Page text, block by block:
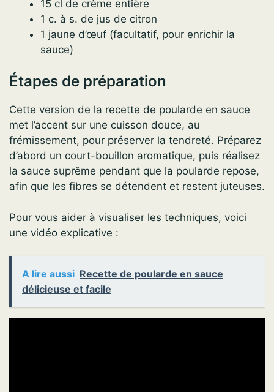
15 cl de crème entière
1 c. à s. de jus de citron
1 jaune d’œuf (facultatif, pour enrichir la
sauce)
Étapes de préparation
Cette version de la recette de poularde en sauce
met l’accent sur une cuisson douce, au
frémissement, pour préserver la tendreté. Préparez
d’abord un court-bouillon aromatique, puis réalisez
la sauce suprême pendant que la poularde repose,
afin que les fibres se détendent et restent juteuses.
Pour vous aider à visualiser les techniques, voici
une vidéo explicative :
A lire aussi Recette de poularde en sauce
délicieuse et facile